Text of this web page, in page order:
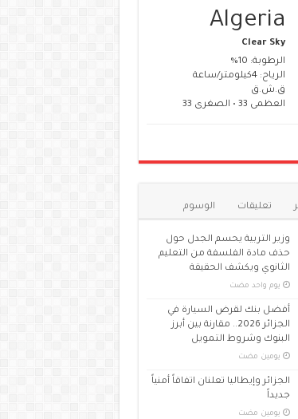
Algeria
Clear Sky
الرطوبة: 10%
الرياح: 4كيلومتر/ساعة
ق.ش.ق‎
العظمى 33 • الصغرى 33
تعليقات الوسوم
وزير التربية يحسم الجدل حول
حذف مادة الفلسفة من التعليم
الثانوي ويكشف الحقيقة
‏يوم واحد مضت
أفضل بنك لقرض السيارة في
الجزائر 2026.. مقارنة بين أبرز
البنوك وشروط التمويل
‏يومين مضت
الجزائر وإيطاليا تعلنان اتفاقاً أمنياً
جديداً
‏يومين مضت